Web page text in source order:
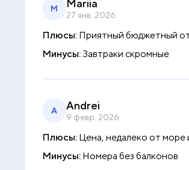
M Mariia
27 янв. 2026
Плюсы: Приятный бюджетный
Минусы:Завтраки скромные
A Andrei
9 февр. 2026
Плюсы: Цена, недалеко от море
Минусы: Номера без балконов